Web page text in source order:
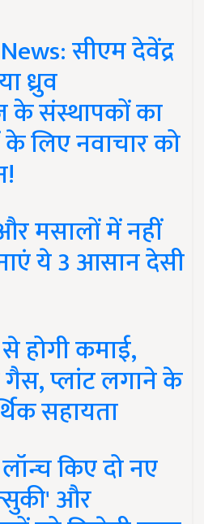
सीएम देवेंद्र
ध्रुव
के संस्थापकों का
लिए नवाचार को
मसालों में नहीं
ये 3 आसान देसी
होगी कमाई,
प्लांट लगाने के
सहायता
किए दो नए
और